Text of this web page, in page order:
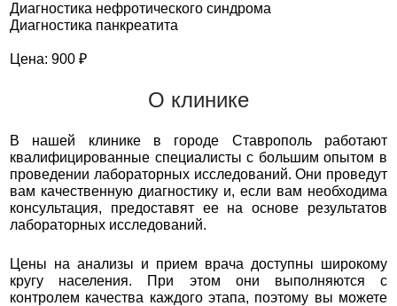
Диагностика нефротического синдрома
Диагностика панкреатита
Цена: 900 ₽
О клинике
В нашей клинике в городе Ставрополь работают
квалифицированные специалисты с большим опытом в
проведении лабораторных исследований. Они проведут
вам качественную диагностику и, если вам необходима
консультация, предоставят ее на основе результатов
лабораторных исследований.
Цены на анализы и прием врача доступны широкому
кругу населения. При этом они выполняются с
контролем качества каждого этапа, поэтому вы можете